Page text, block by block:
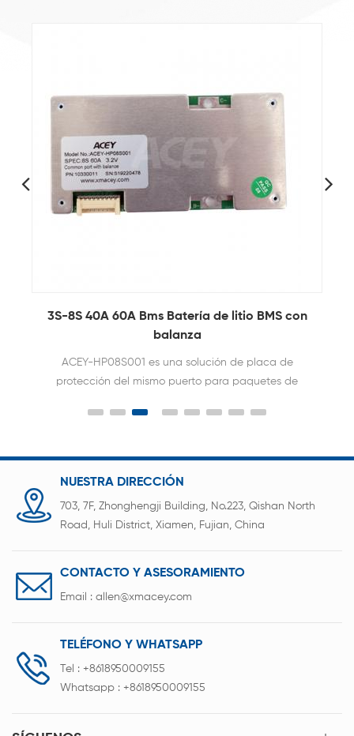
3S-8S 40A 60A Bms Batería de litio BMS con
balanza
ACEY-HP08S001 es una solución de placa de
protección del mismo puerto para paquetes de
NUESTRA DIRECCIÓN
703, 7F, Zhonghengji Building, No.223, Qishan North
Road, Huli District, Xiamen, Fujian, China
CONTACTO Y ASESORAMIENTO
Email : allen@xmacey.com
TELÉFONO Y WHATSAPP
Tel : +8618950009155
Whatsapp : +8618950009155